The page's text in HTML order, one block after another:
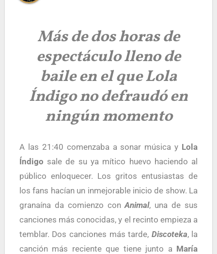
Más de dos horas de
espectáculo lleno de
baile en el que Lola
Índigo no defraudó en
ningún momento
A las 21:40 comenzaba a sonar música y Lola
Índigo sale de su ya mítico huevo haciendo al
público enloquecer. Los gritos entusiastas de
los fans hacían un inmejorable inicio de show. La
granaína da comienzo conAnimal, una de sus
canciones más conocidas, y el recinto empieza a
temblar. Dos canciones más tarde, Discoteka, la
canción más reciente que tiene junto a María